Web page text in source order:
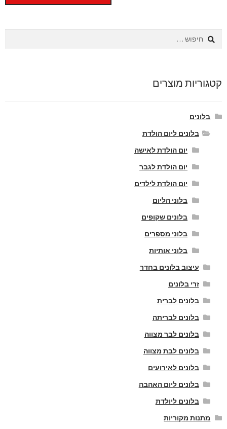
חיפוש:
קטגוריות מוצרים
בלונים
בלונים ליום הולדת
יום הולדת לאישה
יום הולדת לגבר
יום הולדת לילדים
בלוני הליום
בלונים שקופים
בלוני מספרים
בלוני אותיות
עיצוב בלונים בחדר
זרי בלונים
בלונים לברית
בלונים לבריתה
בלונים לבר מצווה
בלונים לבת מצווה
בלונים לאירועים
בלונים ליום האהבה
בלונים ליולדת
מתנות מקוריות